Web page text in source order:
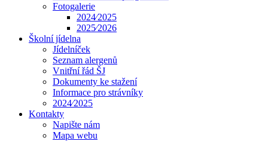
Fotogalerie
2024⁄2025
2025⁄2026
Školní jídelna
Jídelníček
Seznam alergenů
Vnitřní řád ŠJ
Dokumenty ke stažení
Informace pro strávníky
2024⁄2025
Kontakty
Napište nám
Mapa webu